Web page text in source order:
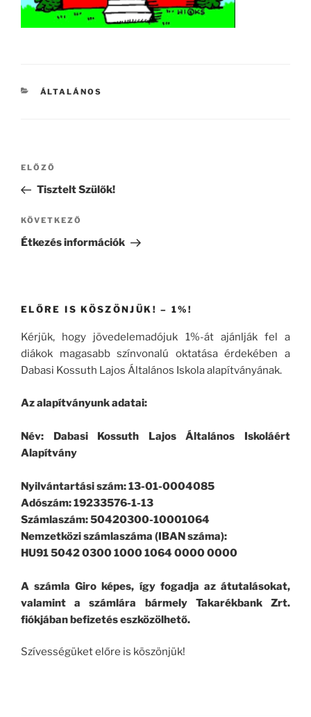
KATEGÓRIÁK
ÁLTALÁNOS
Bejegyzés
Korábbi
bejegyzés
ELŐZŐ
Tisztelt Szülők!
Következő
bejegyzés
KÖVETKEZŐ
Étkezés információk
ELŐRE IS KÖSZÖNJÜK! – 1%!
Kérjük, hogy jövedelemadójuk 1%-át ajánlják fel a
diákok magasabb színvonalú oktatása érdekében a
Dabasi Kossuth Lajos Általános Iskola alapítványának.
Az alapítványunk adatai:
Név: Dabasi Kossuth Lajos Általános Iskoláért
Alapítvány
Nyilvántartási szám: 13-01-0004085
Adószám: 19233576-1-13
Számlaszám: 50420300-10001064
Nemzetközi számlaszáma (IBAN száma):
HU91 5042 0300 1000 1064 0000 0000
A számla Giro képes, így fogadja az átutalásokat,
valamint a számlára bármely Takarékbank Zrt.
fiókjában befizetés eszközölhető.
Szívességüket előre is köszönjük!